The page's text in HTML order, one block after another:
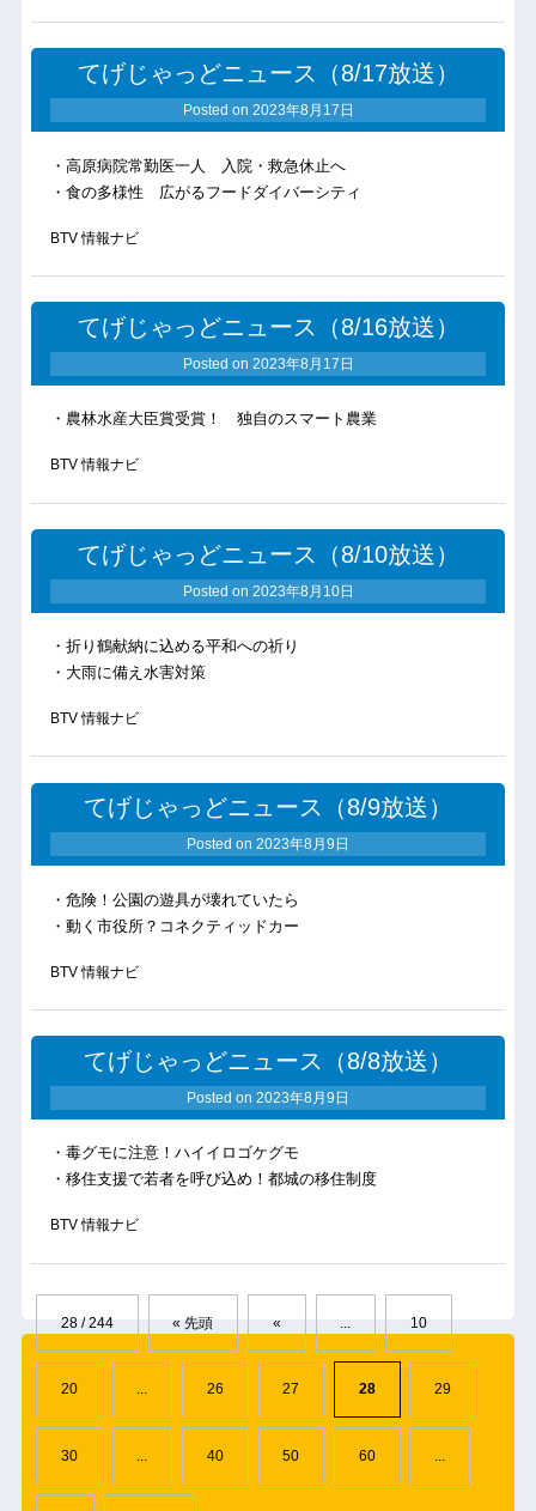
てげじゃっどニュース（8/17放送）
Posted on 2023年8月17日
・高原病院常勤医一人 入院・救急休止へ
・食の多様性 広がるフードダイバーシティ
BTV 情報ナビ
てげじゃっどニュース（8/16放送）
Posted on 2023年8月17日
・農林水産大臣賞受賞！ 独自のスマート農業
BTV 情報ナビ
てげじゃっどニュース（8/10放送）
Posted on 2023年8月10日
・折り鶴献納に込める平和への祈り
・大雨に備え水害対策
BTV 情報ナビ
てげじゃっどニュース（8/9放送）
Posted on 2023年8月9日
・危険！公園の遊具が壊れていたら
・動く市役所？コネクティッドカー
BTV 情報ナビ
てげじゃっどニュース（8/8放送）
Posted on 2023年8月9日
・毒グモに注意！ハイイロゴケグモ
・移住支援で若者を呼び込め！都城の移住制度
BTV 情報ナビ
28 / 244 « 先頭 « 10
20 ... 26 27 28 29
30 ... 40 50 60 ...